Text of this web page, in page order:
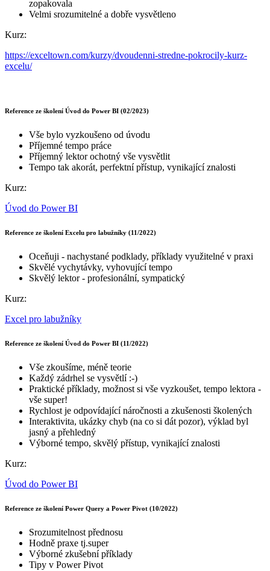
zopakovala
Velmi srozumitelné a dobře vysvětleno
Kurz:
https://exceltown.com/kurzy/dvoudenni-stredne-pokrocily-kurz-
excelu/
Reference ze školení Úvod do Power BI (02/2023)
Vše bylo vyzkoušeno od úvodu
Příjemné tempo práce
Příjemný lektor ochotný vše vysvětlit
Tempo tak akorát, perfektní přístup, vynikající znalosti
Kurz:
Úvod do Power BI
Reference ze školení Excelu pro labužníky (11/2022)
Oceňuji - nachystané podklady, příklady využitelné v praxi
Skvělé vychytávky, vyhovující tempo
Skvělý lektor - profesionální, sympatický
Kurz:
Excel pro labužníky
Reference ze školení Úvod do Power BI (11/2022)
Vše zkoušíme, méně teorie
Každý zádrhel se vysvětlí :-)
Praktické příklady, možnost si vše vyzkoušet, tempo lektora -
vše super!
Rychlost je odpovídající náročnosti a zkušenosti školených
Interaktivita, ukázky chyb (na co si dát pozor), výklad byl
jasný a přehledný
Výborné tempo, skvělý přístup, vynikající znalosti
Kurz:
Úvod do Power BI
Reference ze školení Power Query a Power Pivot (10/2022)
Srozumitelnost přednosu
Hodně praxe tj.super
Výborné zkušební příklady
Tipy v Power Pivot